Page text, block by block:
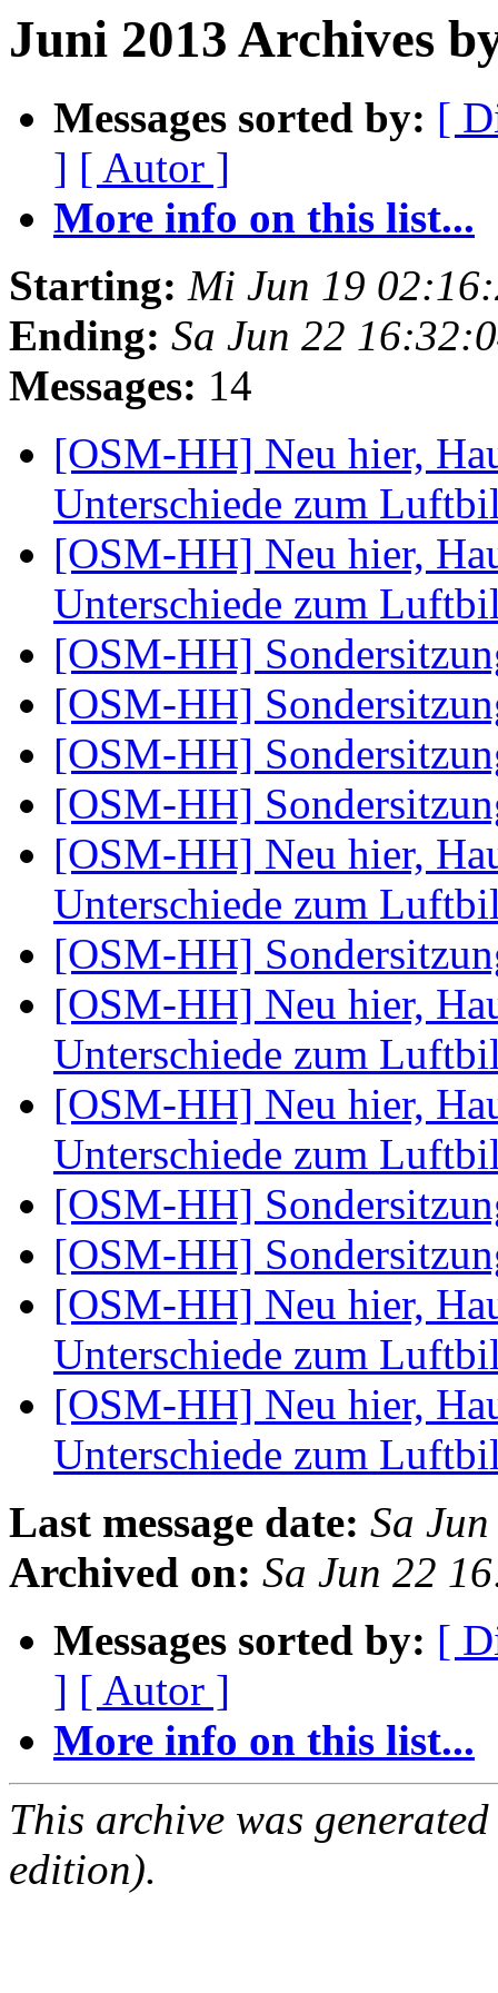
Juni 2013 Archives
Messages sorted by: [
] [ Autor ]
More info on this list...
Starting: Mi Jun 19
Ending: Sa Jun 22
Messages: 14
[OSM-HH] Neu hier,
Unterschiede zum
[OSM-HH] Neu hier,
Unterschiede zum
[OSM-HH]
[OSM-HH]
[OSM-HH]
[OSM-HH]
[OSM-HH] Neu hier,
Unterschiede zum
[OSM-HH]
[OSM-HH] Neu hier,
Unterschiede zum
[OSM-HH] Neu hier,
Unterschiede zum
[OSM-HH]
[OSM-HH]
[OSM-HH] Neu hier,
Unterschiede zum
[OSM-HH] Neu hier,
Unterschiede zum
Last message date: Sa
Archived on: Sa Jun 22
Messages sorted by: [
] [ Autor ]
More info on this list...
This archive was
edition).